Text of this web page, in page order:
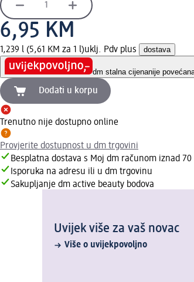
6,95 KM
1,239 l (5,61 KM za 1 l)uklj. Pdv plus dostava
dm stalna cijenanije
Dodati u korpu
Trenutno nije dostupno online
Provjerite dostupnost u dm trgovini
Besplatna dostava s Moj dm računom iznad 70
Isporuka na adresu ili u dm trgovinu
Sakupljanje dm active beauty bodova
Uvijek više za vaš novac
Više o uvijekpovoljno